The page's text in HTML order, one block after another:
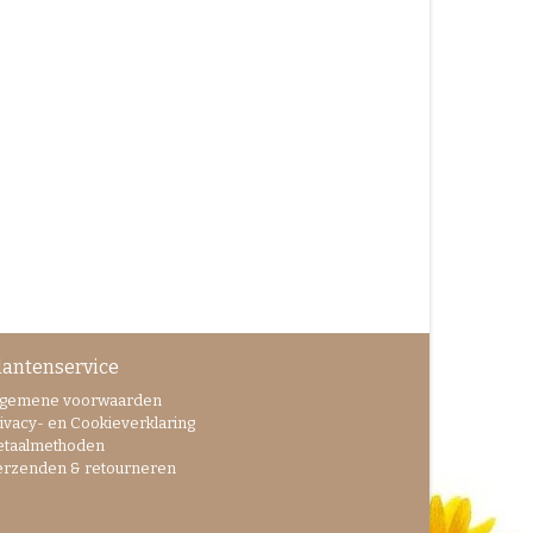
voorwaarden
en Cookieverklaring
& retourneren